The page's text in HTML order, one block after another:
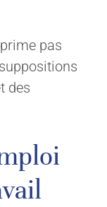
pas
des